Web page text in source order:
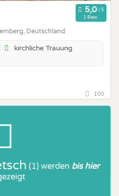
1 Bew.
Deutschland
kirchliche Trauung
100
(1) werden bis hier